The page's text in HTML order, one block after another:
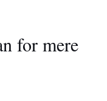
for mere